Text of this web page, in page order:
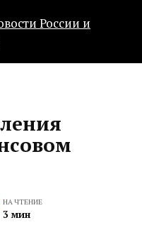
НА ЧТЕНИЕ
3 мин